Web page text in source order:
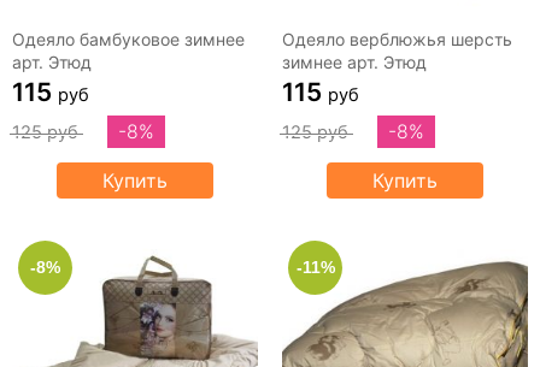
Одеяло бамбуковое зимнее
арт. Этюд
115 руб
125 руб
-8%
Купить
Одеяло верблюжья шерсть
зимнее арт. Этюд
115 руб
125 руб
-8%
Купить
-8% -11%